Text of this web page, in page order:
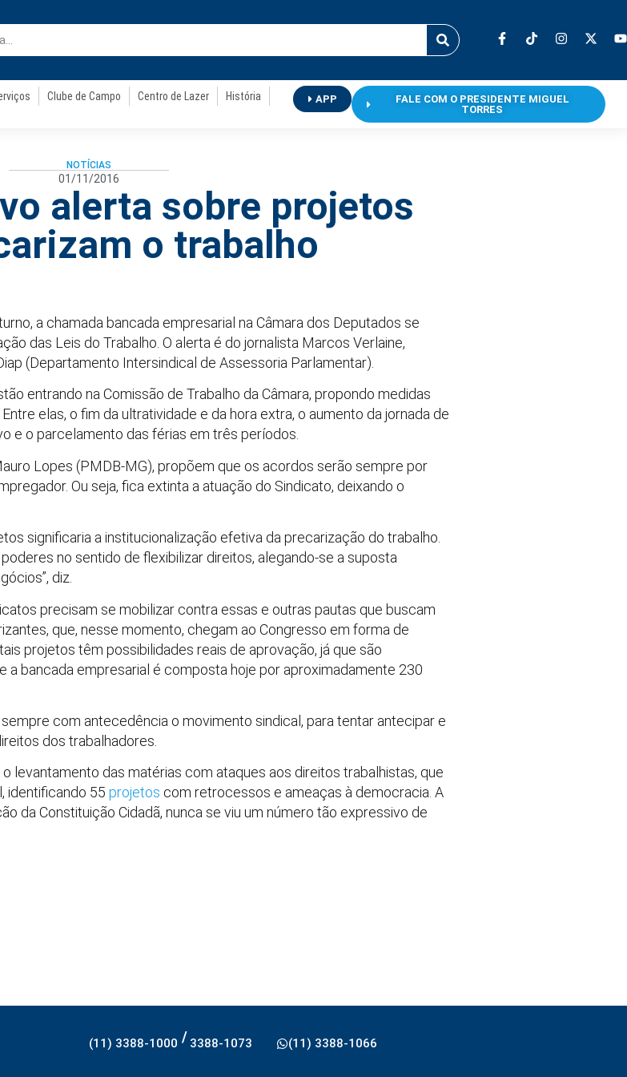
Clube de Campo Centro de Lazer
História
APP
FALE COM O PRESIDENTE MIGUEL
TORRES
NOTÍCIAS
01/11/2016
alerta sobre projetos
o trabalho
a chamada bancada empresarial na Câmara dos Deputados se
das Leis do Trabalho. O alerta é do jornalista Marcos Verlaine,
(Departamento Intersindical de Assessoria Parlamentar).
entrando na Comissão de Trabalho da Câmara, propondo medidas
elas, o fim da ultratividade e da hora extra, o aumento da jornada de
e o parcelamento das férias em três períodos.
Lopes (PMDB-MG), propõem que os acordos serão sempre por
Ou seja, fica extinta a atuação do Sindicato, deixando o
significaria a institucionalização efetiva da precarização do trabalho.
no sentido de flexibilizar direitos, alegando-se a suposta
diz.
precisam se mobilizar contra essas e outras pautas que buscam
que, nesse momento, chegam ao Congresso em forma de
projetos têm possibilidades reais de aprovação, já que são
a bancada empresarial é composta hoje por aproximadamente 230
com antecedência o movimento sindical, para tentar antecipar e
dos trabalhadores.
levantamento das matérias com ataques aos direitos trabalhistas, que
identificando 55 projetos com retrocessos e ameaças à democracia. A
da Constituição Cidadã, nunca se viu um número tão expressivo de
(11) 3388-1000 / 3388-1073 (11) 3388-1066